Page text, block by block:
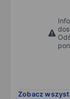
Zobacz